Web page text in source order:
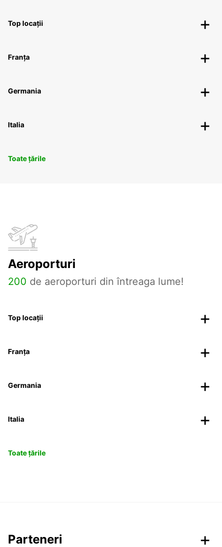
Top locații
Franța
Germania
Italia
Toate țările
Aeroporturi
200 de aeroporturi din întreaga lume!
Top locații
Franța
Germania
Italia
Toate țările
Parteneri